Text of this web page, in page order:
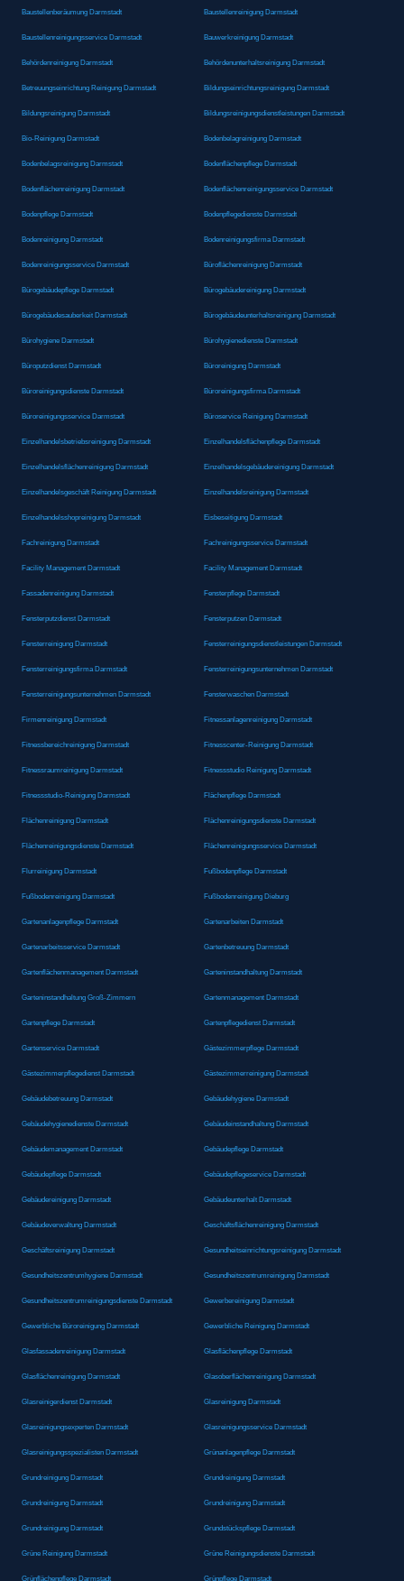
Baustellenberäumung Darmstadt Baustellenreinigung Darmstadt
Baustellenreinigungsservice Darmstadt Bauwerkreinigung Darmstadt
Behördenreinigung Darmstadt Behördenunterhaltsreinigung Darmstadt
Betreuungseinrichtung Reinigung Darmstadt Bildungseinrichtungsreinigung Darmstadt
Bildungsreinigung Darmstadt Bildungsreinigungsdienstleistungen Darmstadt
Bio-Reinigung Darmstadt Bodenbelagreinigung Darmstadt
Bodenbelagsreinigung Darmstadt Bodenflächenpflege Darmstadt
Bodenflächenreinigung Darmstadt Bodenflächenreinigungsservice Darmstadt
Bodenpflege Darmstadt Bodenpflegedienste Darmstadt
Bodenreinigung Darmstadt Bodenreinigungsfirma Darmstadt
Bodenreinigungsservice Darmstadt Büroflächenreinigung Darmstadt
Bürogebäudepflege Darmstadt Bürogebäudereinigung Darmstadt
Bürogebäudesauberkeit Darmstadt Bürogebäudeunterhaltsreinigung Darmstadt
Bürohygiene Darmstadt Bürohygienedienste Darmstadt
Büroputzdienst Darmstadt Büroreinigung Darmstadt
Büroreinigungsdienste Darmstadt Büroreinigungsfirma Darmstadt
Büroreinigungsservice Darmstadt Büroservice Reinigung Darmstadt
Einzelhandelsbetriebsreinigung Darmstadt Einzelhandelsflächenpflege Darmstadt
Einzelhandelsflächenreinigung Darmstadt Einzelhandelsgebäudereinigung Darmstadt
Einzelhandelsgeschäft Reinigung Darmstadt Einzelhandelsreinigung Darmstadt
Einzelhandelsshopreinigung Darmstadt Eisbeseitigung Darmstadt
Fachreinigung Darmstadt Fachreinigungsservice Darmstadt
Facility Management Darmstadt Facility Management Darmstadt
Fassadenreinigung Darmstadt Fensterpflege Darmstadt
Fensterputzdienst Darmstadt Fensterputzen Darmstadt
Fensterreinigung Darmstadt Fensterreinigungsdienstleistungen Darmstadt
Fensterreinigungsfirma Darmstadt Fensterreinigungsunternehmen Darmstadt
Fensterreinigungsunternehmen Darmstadt Fensterwaschen Darmstadt
Firmenreinigung Darmstadt Fitnessanlagenreinigung Darmstadt
Fitnessbereichreinigung Darmstadt Fitnesscenter-Reinigung Darmstadt
Fitnessraumreinigung Darmstadt Fitnessstudio Reinigung Darmstadt
Fitnessstudio-Reinigung Darmstadt Flächenpflege Darmstadt
Flächenreinigung Darmstadt Flächenreinigungsdienste Darmstadt
Flächenreinigungsdienste Darmstadt Flächenreinigungsservice Darmstadt
Flurreinigung Darmstadt Fußbodenpflege Darmstadt
Fußbodenreinigung Darmstadt Fußbodenreinigung Dieburg
Gartenanlagenpflege Darmstadt Gartenarbeiten Darmstadt
Gartenarbeitsservice Darmstadt Gartenbetreuung Darmstadt
Gartenflächenmanagement Darmstadt Garteninstandhaltung Darmstadt
Garteninstandhaltung Groß-Zimmern Gartenmanagement Darmstadt
Gartenpflege Darmstadt Gartenpflegedienst Darmstadt
Gartenservice Darmstadt Gästezimmerpflege Darmstadt
Gästezimmerpflegedienst Darmstadt Gästezimmerreinigung Darmstadt
Gebäudebetreuung Darmstadt Gebäudehygiene Darmstadt
Gebäudehygienedienste Darmstadt Gebäudeinstandhaltung Darmstadt
Gebäudemanagement Darmstadt Gebäudepflege Darmstadt
Gebäudepflege Darmstadt Gebäudepflegeservice Darmstadt
Gebäudereinigung Darmstadt Gebäudeunterhalt Darmstadt
Gebäudeverwaltung Darmstadt Geschäftsflächenreinigung Darmstadt
Geschäftsreinigung Darmstadt Gesundheitseinrichtungsreinigung Darmstadt
Gesundheitszentrumhygiene Darmstadt Gesundheitszentrumreinigung Darmstadt
Gesundheitszentrumreinigungsdienste Darmstadt Gewerbereinigung Darmstadt
Gewerbliche Büroreinigung Darmstadt Gewerbliche Reinigung Darmstadt
Glasfassadenreinigung Darmstadt Glasflächenpflege Darmstadt
Glasflächenreinigung Darmstadt Glasoberflächenreinigung Darmstadt
Glasreinigerdienst Darmstadt Glasreinigung Darmstadt
Glasreinigungsexperten Darmstadt Glasreinigungsservice Darmstadt
Glasreinigungsspezialisten Darmstadt Grünanlagenpflege Darmstadt
Grundreinigung Darmstadt Grundreinigung Darmstadt
Grundreinigung Darmstadt Grundreinigung Darmstadt
Grundreinigung Darmstadt Grundstückspflege Darmstadt
Grüne Reinigung Darmstadt Grüne Reinigungsdienste Darmstadt
Grünflächenpflege Darmstadt Grünpflege Darmstadt